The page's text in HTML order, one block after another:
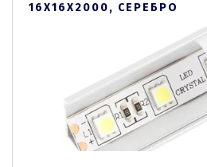
16Х16Х2000, СЕРЕБРО